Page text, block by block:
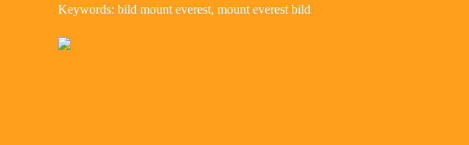
Keywords: bild mount everest, mount everest bild